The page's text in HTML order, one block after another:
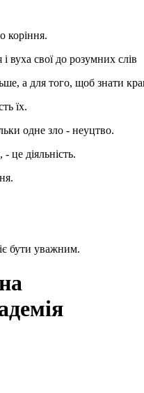
коріння.
вуха свої до розумних слів
а для того, щоб знати
їх.
одне зло - неуцтво.
діяльність.
бути уважним.